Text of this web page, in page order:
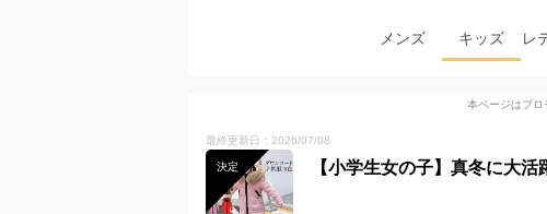
メンズ キッズ レ
本ページはプロ
最終更新日：2026/07/08
決定 【小学生女の子】真冬に大